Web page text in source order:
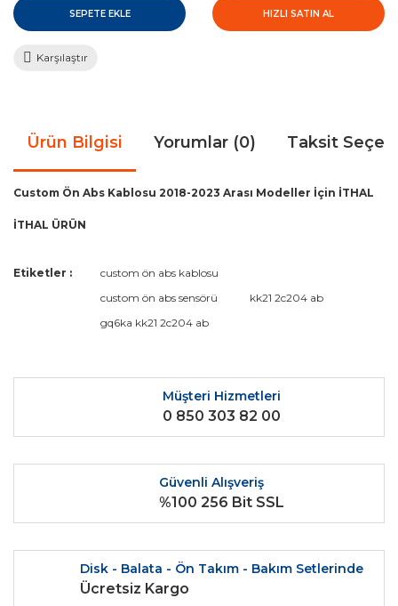
SEPETE EKLE HIZLI SATIN AL
Karşılaştır
Ürün Bilgisi Yorumlar (0) Taksit
Custom Ön Abs Kablosu 2018-2023 Arası Modeller İçin İTHAL
İTHAL ÜRÜN
Bu ürüne ilk yorumu siz yapın!
Bu ürünün fiyat bilgisi, resim, ürün açıklamalarında ve diğer
kullanarak tarafımıza iletebilirsiniz.
Görüş ve önerileriniz için teşekkür ederiz.
Ürün açıklamasında eksik bilgiler bulunuyor.
Ürün bilgilerinde hatalar bulunuyor.
Ürün fiyatı diğer sitelerden daha pahalı.
Bu ürüne benzer farklı alternatifler olmalı.
Gönder
Etiketler :
custom ön abs kablosu
custom ön abs sensörü
kk21 2c204 ab
gq6ka kk21 2c204 ab
Müşteri Hizmetleri
0 850 303 82 00
Güvenli Alışveriş
%100 256 Bit SSL
Disk - Balata - Ön Takım - Bakım Setlerinde
Ücretsiz Kargo